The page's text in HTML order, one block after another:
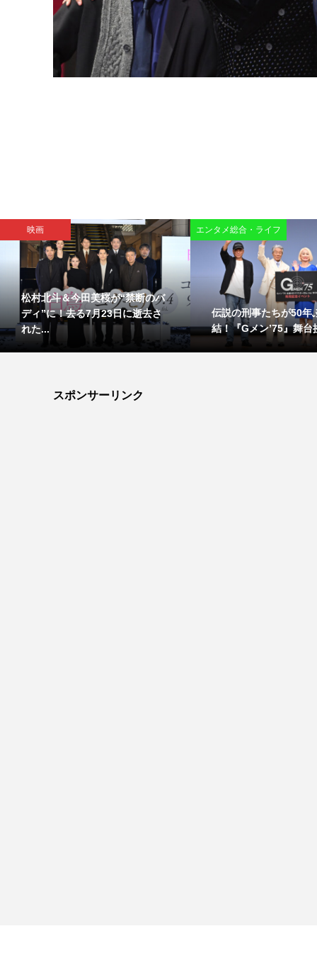
エンタメ総合・ライフ
香取慎吾主演『虚ろな十字架』
メインキャスト解禁。鈴木杏、
蓮佛...
映画
FRUITS ZIPPER・鎮
サプライズメッセージ
映画『...
スポンサーリンク